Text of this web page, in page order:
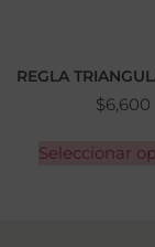
REGLA
$6,600
Seleccionar